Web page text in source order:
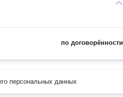
по договорённости
персональных данных